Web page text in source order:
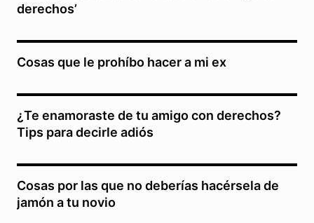
derechos’
Cosas que le prohíbo hacer a mi ex
¿Te enamoraste de tu amigo con derechos?
Tips para decirle adiós
Cosas por las que no deberías hacérsela de
jamón a tu novio